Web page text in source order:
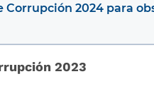
2024 para
2023